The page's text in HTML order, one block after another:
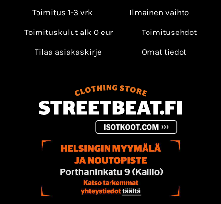
Toimitus 1-3 vrk
Ilmainen vaihto
Toimituskulut alk 0 eur
Toimitusehdot
Tilaa asiakaskirje
Omat tiedot